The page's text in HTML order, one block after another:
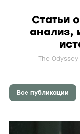
Статьи
анализ,
The Odyssey
Все публикации